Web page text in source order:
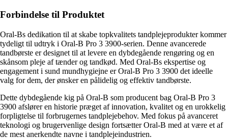
Forbindelse til Produktet
Oral-Bs dedikation til at skabe topkvalitets tandplejeprodukter kommer
tydeligt til udtryk i Oral-B Pro 3 3900-serien. Denne avancerede
tandbørste er designet til at levere en dybdegående rengøring og en
skånsom pleje af tænder og tandkød. Med Oral-Bs ekspertise og
engagement i sund mundhygiejne er Oral-B Pro 3 3900 det ideelle
valg for dem, der ønsker en pålidelig og effektiv tandbørste.
Dette dybdegående kig på Oral-B som producent bag Oral-B Pro 3
3900 afslører en historie præget af innovation, kvalitet og en urokkelig
forpligtelse til forbrugernes tandplejebehov. Med fokus på avanceret
teknologi og brugervenlige design fortsætter Oral-B med at være et af
de mest anerkendte navne i tandplejeindustrien.